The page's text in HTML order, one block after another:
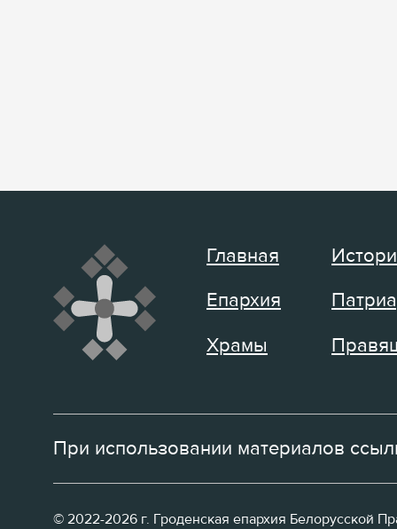
Главная
Епархия
Храмы
При использовании материалов
© 2022-2026 г. Гроденская епархия Белорусской